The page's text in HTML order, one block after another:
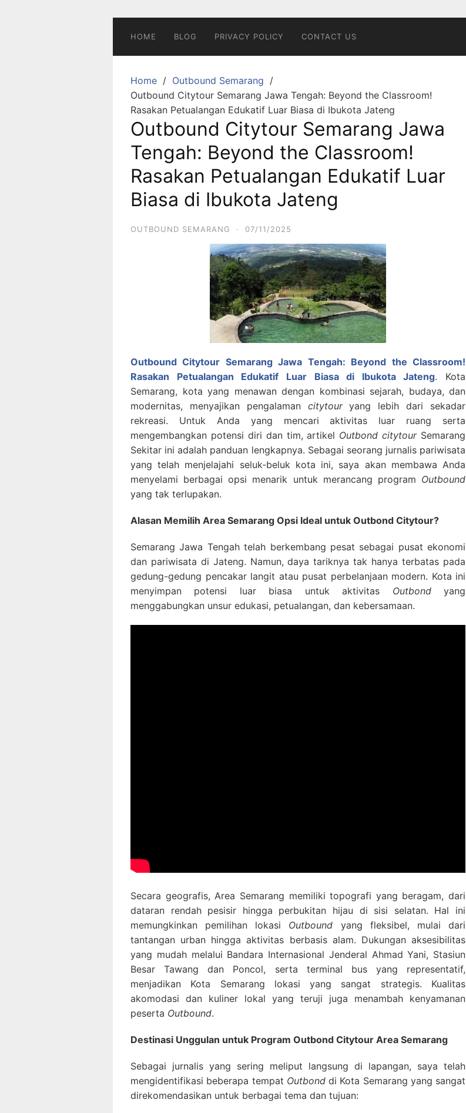
HOME BLOG PRIVACY POLICY CONTACT US
Home
Outbound Semarang
Outbound Citytour Semarang Jawa Tengah: Beyond the Classroom!
Rasakan Petualangan Edukatif Luar Biasa di Ibukota Jateng
Outbound Citytour Semarang Jawa
Tengah: Beyond the Classroom!
Rasakan Petualangan Edukatif Luar
Biasa di Ibukota Jateng
OUTBOUND SEMARANG · 07/11/2025
Outbound Citytour Semarang Jawa Tengah: Beyond the Classroom!
Rasakan Petualangan Edukatif Luar Biasa di Ibukota Jateng. Kota
Semarang, kota yang menawan dengan kombinasi sejarah, budaya, dan
modernitas, menyajikan pengalaman citytouryang lebih dari sekadar
rekreasi. Untuk Anda yang mencari aktivitas luar ruang serta
mengembangkan potensi diri dan tim, artikel Outbond citytourSemarang
Sekitar ini adalah panduan lengkapnya. Sebagai seorang jurnalis pariwisata
yang telah menjelajahi seluk-beluk kota ini, saya akan membawa Anda
menyelami berbagai opsi menarik untuk merancang program Outbound
yang tak terlupakan.
Alasan Memilih Area Semarang Opsi Ideal untuk Outbond Citytour?
Semarang Jawa Tengah telah berkembang pesat sebagai pusat ekonomi
dan pariwisata di Jateng. Namun, daya tariknya tak hanya terbatas pada
gedung-gedung pencakar langit atau pusat perbelanjaan modern. Kota ini
menyimpan potensi luar biasa untuk aktivitas Outbondyang
menggabungkan unsur edukasi, petualangan, dan kebersamaan.
Secara geografis, Area Semarang memiliki topografi yang beragam, dari
dataran rendah pesisir hingga perbukitan hijau di sisi selatan. Hal ini
memungkinkan pemilihan lokasi Outbound yang fleksibel, mulai dari
tantangan urban hingga aktivitas berbasis alam. Dukungan aksesibilitas
yang mudah melalui Bandara Internasional Jenderal Ahmad Yani, Stasiun
Besar Tawang dan Poncol, serta terminal bus yang representatif,
menjadikan Kota Semarang lokasi yang sangat strategis. Kualitas
akomodasi dan kuliner lokal yang teruji juga menambah kenyamanan
peserta Outbound.
Destinasi Unggulan untuk Program Outbond Citytour Area Semarang
Sebagai jurnalis yang sering meliput langsung di lapangan, saya telah
mengidentifikasi beberapa tempat Outbonddi Kota Semarang yang sangat
direkomendasikan untuk berbagai tema dan tujuan: